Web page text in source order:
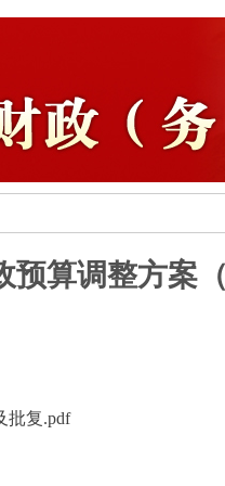
预算调整方案
批复.pdf